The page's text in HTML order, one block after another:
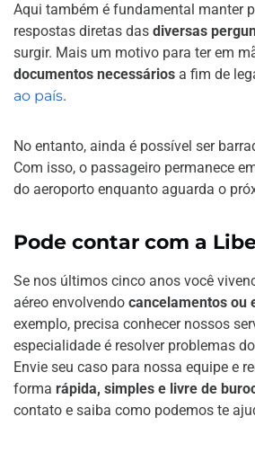
Aqui também é fundamental manter p
respostas diretas das diversas
surgir. Mais um motivo para ter em
documentos necessários a fim de
ao país.
No entanto, ainda é possível ser
Com isso, o passageiro permanece
do aeroporto enquanto aguarda o
Pode contar com a
Se nos últimos cinco anos você
aéreo envolvendo cancelamentos ou
exemplo, precisa conhecer nossos
especialidade é resolver problemas
Envie seu caso para nossa equipe e
forma rápida, simples e livre de
contato e saiba como podemos te